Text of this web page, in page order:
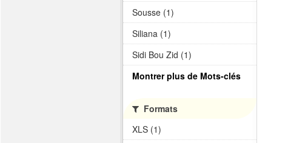
Sousse (1)
Siliana (1)
Sidi Bou Zid (1)
Montrer plus de Mots-clés
Formats
XLS (1)